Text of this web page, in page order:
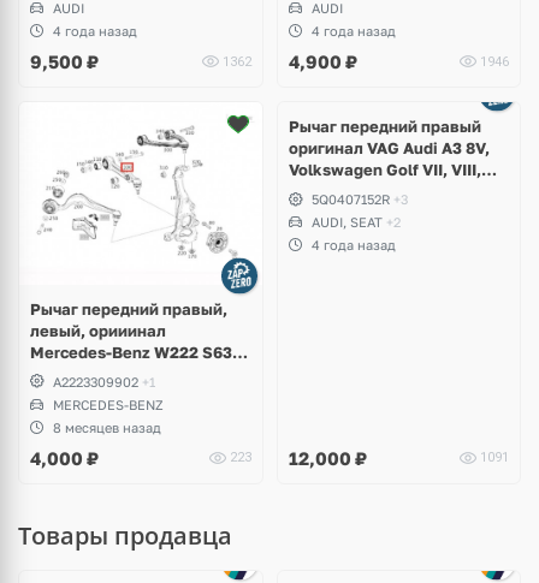
AUDI
4 года назад
9,500 ₽ 1362
AUDI
4 года назад
4,900 ₽ 1946
Рычаг передний правый,
левый, орииинал
Mercedes-Benz W222 S63
AMG 4Matic
A2223309902 +1
MERCEDES-BENZ
8 месяцев назад
4,000 ₽ 223
Рычаг передний правый
оригинал VAG Audi A3 8V,
Volkswagen Golf VII, VIII,
Skoda Octavia A7, A8, Seat
Leon
5Q0407152R +3
AUDI, SEAT +2
4 года назад
12,000 ₽ 1091
Товары продавца